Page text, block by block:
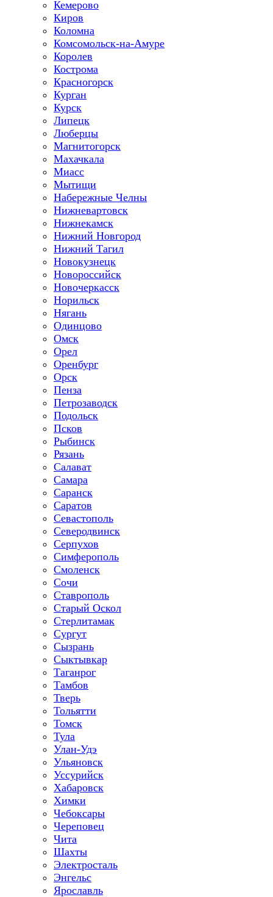
Кемерово
Киров
Коломна
Комсомольск-на-Амуре
Королев
Кострома
Красногорск
Курган
Курск
Липецк
Люберцы
Магнитогорск
Махачкала
Миасс
Мытищи
Набережные Челны
Нижневартовск
Нижнекамск
Нижний Новгород
Нижний Тагил
Новокузнецк
Новороссийск
Новочеркасск
Норильск
Нягань
Одинцово
Омск
Орел
Оренбург
Орск
Пенза
Петрозаводск
Подольск
Псков
Рыбинск
Рязань
Салават
Самара
Саранск
Саратов
Севастополь
Северодвинск
Серпухов
Симферополь
Смоленск
Сочи
Ставрополь
Старый Оскол
Стерлитамак
Сургут
Сызрань
Сыктывкар
Таганрог
Тамбов
Тверь
Тольятти
Томск
Тула
Улан-Удэ
Ульяновск
Уссурийск
Хабаровск
Химки
Чебоксары
Череповец
Чита
Шахты
Электросталь
Энгельс
Ярославль